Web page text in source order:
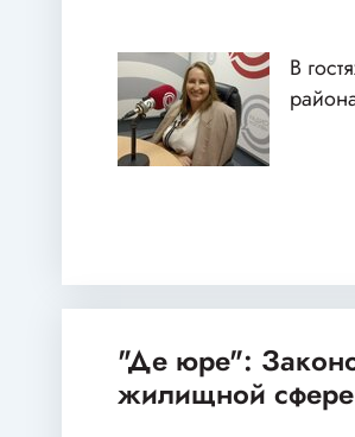
В
"Де юре":
жилищной сфере